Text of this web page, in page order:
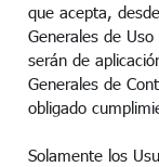
que acepta,
Generales de
serán de
Generales de
obligado
Solamente los